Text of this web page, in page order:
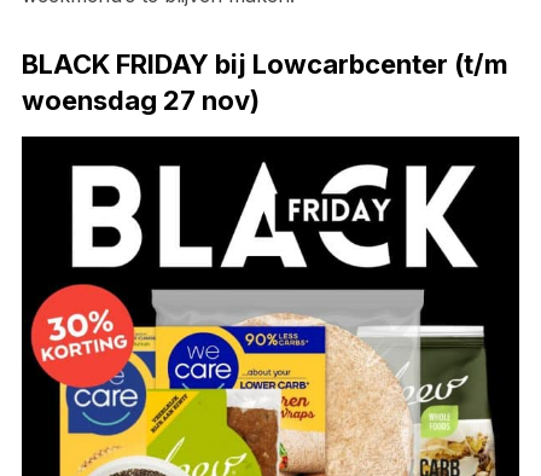
BLACK FRIDAY bij Lowcarbcenter (t/m
woensdag 27 nov)